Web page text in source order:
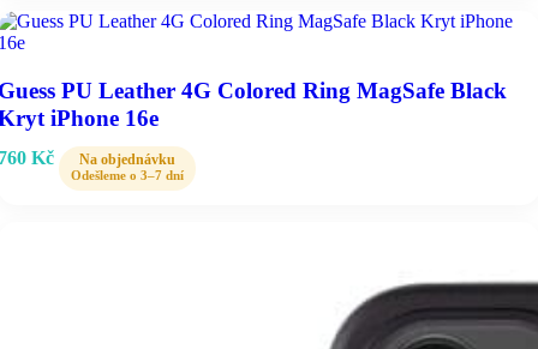
PU Leather 4G Colored Ring MagSafe Black
iPhone 16e
Kč